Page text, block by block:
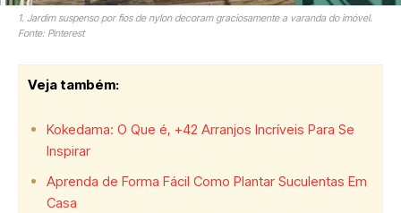
1. Jardim suspenso por fios de nylon decoram graciosamente a varanda do imóvel.
Fonte: Pinterest
Veja também:
Kokedama: O Que é, +42 Arranjos Incríveis Para Se
Inspirar
Aprenda de Forma Fácil Como Plantar Suculentas Em
Casa